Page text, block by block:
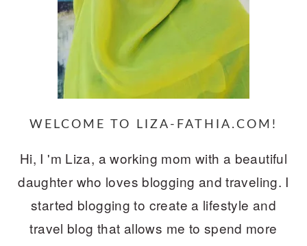
WELCOME TO LIZA-FATHIA.COM!
Hi, I 'm Liza, a working mom with a beautiful
daughter who loves blogging and traveling. I
started blogging to create a lifestyle and
travel blog that allows me to spend more